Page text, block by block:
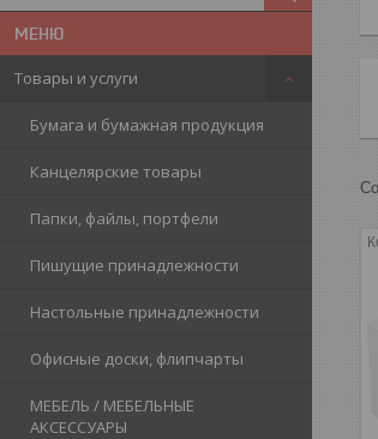
Товары и услуги
Бумага и бумажная продукция
Канцелярские товары
Папки, файлы, портфели
Пишущие принадлежности
Настольные принадлежности
Офисные доски, флипчарты
МЕБЕЛЬ / МЕБЕЛЬНЫЕ
АКСЕССУАРЫ